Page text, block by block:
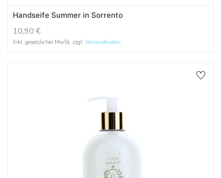
Handseife Summer in Sorrento
10,90 €
Inkl. gesetzlicher MwSt. zzgl. Versandkosten